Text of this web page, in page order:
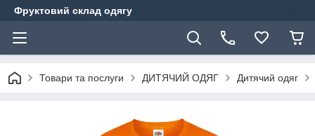
Фруктовий склад одягу
Товари та послуги ДИТЯЧИЙ ОДЯГ Дитячий одяг